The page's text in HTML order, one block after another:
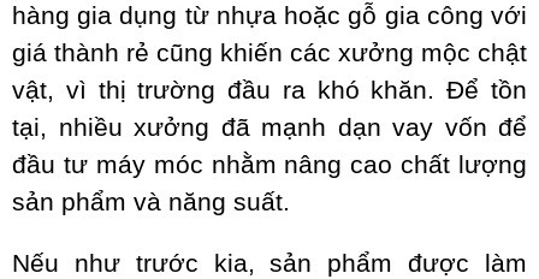
hàng gia dụng từ nhựa hoặc gỗ gia công với
giá thành rẻ cũng khiến các xưởng mộc chật
vật, vì thị trường đầu ra khó khăn. Để tồn
tại, nhiều xưởng đã mạnh dạn vay vốn để
đầu tư máy móc nhằm nâng cao chất lượng
sản phẩm và năng suất.
Nếu như trước kia, sản phẩm được làm